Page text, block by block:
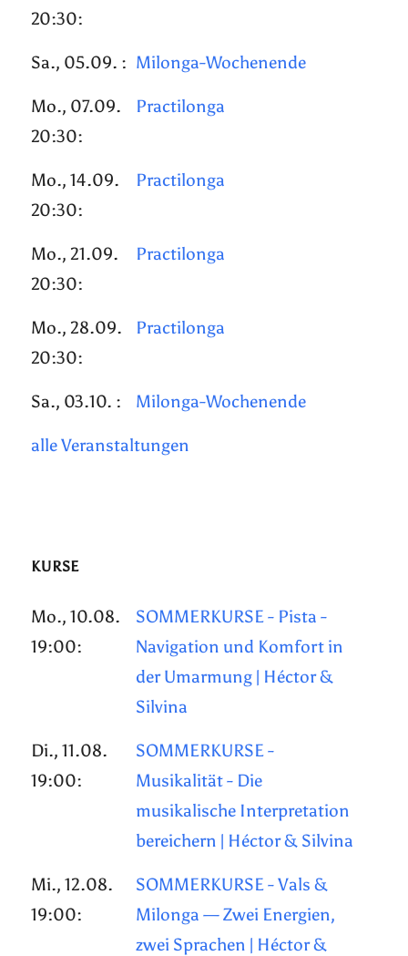
20:30:
Sa., 05.09. : Milonga-Wochenende
Mo., 07.09.
20:30:
Practilonga
Mo., 14.09.
20:30:
Practilonga
Mo., 21.09.
20:30:
Practilonga
Mo., 28.09.
20:30:
Practilonga
Sa., 03.10. : Milonga-Wochenende
alle Veranstaltungen
KURSE
Mo., 10.08.
19:00:
SOMMERKURSE - Pista -
Navigation und Komfort in
der Umarmung | Héctor &
Silvina
Di., 11.08.
19:00:
SOMMERKURSE -
Musikalität - Die
musikalische Interpretation
bereichern | Héctor & Silvina
Mi., 12.08.
19:00:
SOMMERKURSE - Vals &
Milonga — Zwei Energien,
zwei Sprachen | Héctor &